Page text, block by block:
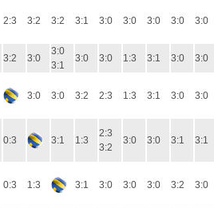
2:3 3:2 3:2 3:1 3:0 3:0 3:0 3:0 3:0
3:2 3:0
3:0
3:1
3:0 3:0 1:3 3:1 3:0 3:0
3:0 3:0 3:2 2:3 1:3 3:1 3:0 3:0
0:3 3:1 1:3
2:3
3:2
3:0 3:0 3:1 3:1
0:3 1:3 3:1 3:0 3:0 3:0 3:2 3:0